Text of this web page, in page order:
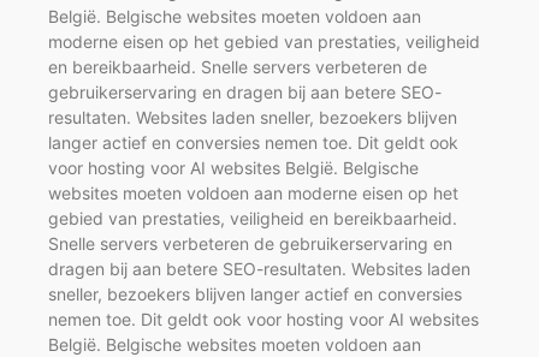
België. Belgische websites moeten voldoen aan
moderne eisen op het gebied van prestaties, veiligheid
en bereikbaarheid. Snelle servers verbeteren de
gebruikerservaring en dragen bij aan betere SEO-
resultaten. Websites laden sneller, bezoekers blijven
langer actief en conversies nemen toe. Dit geldt ook
voor hosting voor AI websites België. Belgische
websites moeten voldoen aan moderne eisen op het
gebied van prestaties, veiligheid en bereikbaarheid.
Snelle servers verbeteren de gebruikerservaring en
dragen bij aan betere SEO-resultaten. Websites laden
sneller, bezoekers blijven langer actief en conversies
nemen toe. Dit geldt ook voor hosting voor AI websites
België. Belgische websites moeten voldoen aan